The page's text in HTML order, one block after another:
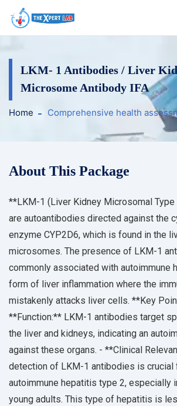
LKM- 1 Antibodies / Liver
Microsome Antibody IFA
Home Comprehensive health
About This Package
**LKM-1 (Liver Kidney Microsomal
are autoantibodies directed against the
enzyme CYP2D6, which is found in the
microsomes. The presence of LKM-1
commonly associated with autoimmune
form of liver inflammation where the
mistakenly attacks liver cells. **Key
**Function:** LKM-1 antibodies target
the liver and kidneys, indicating an
against these organs. - **Clinical
detection of LKM-1 antibodies is crucial
autoimmune hepatitis type 2, especially
young adults. This type of hepatitis is